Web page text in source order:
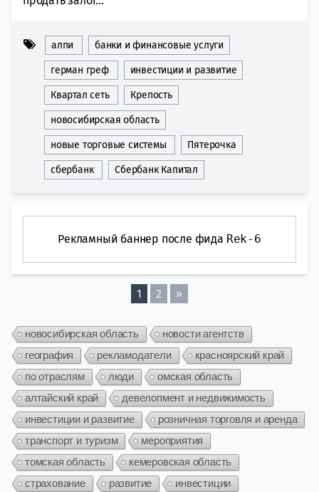
алпи банки и финансовые услуги
герман греф инвестиции и развитие
Квартал сеть Крепость
новосибирская область
новые торговые системы Пятерочка
сбербанк Сбербанк Капитал
Рекламный баннер после фида Rek-6
1 2 »
новосибирская область
новости агентств
география
рекламодатели
красноярский край
по отраслям
люди
омская область
алтайский край
девелопмент и недвижимость
инвестиции и развитие
розничная торговля и аренда
транспорт и туризм
мероприятия
томская область
кемеровская область
страхование
развитие инвестиции